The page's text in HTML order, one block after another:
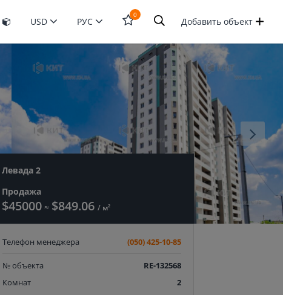
USD РУС
0
Открыть
форму
поиска
Добавить объект
Левада 2
Продажа
$45000 ≈ $849.06/ м²
Телефон менеджера (050) 425-10-85
№ объекта
RE-132568
Комнат
2